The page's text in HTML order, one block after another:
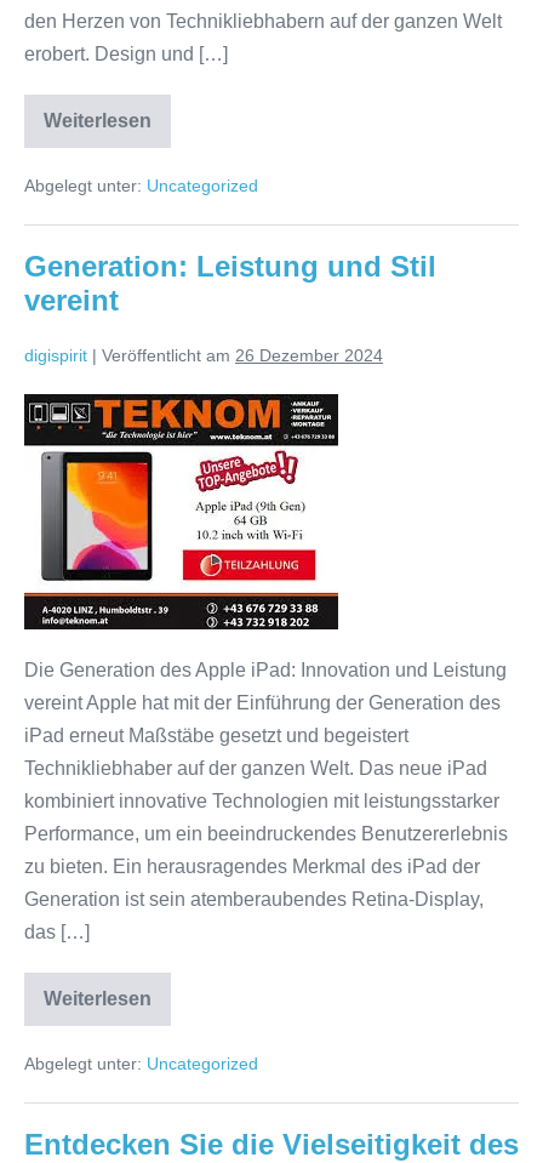
den Herzen von Technikliebhabern auf der ganzen Welt
erobert. Design und […]
Weiterlesen
Die
Faszination
Apple
Eleganz
Leistung
Abgelegt unter: Uncategorized
Generation: Leistung und Stil
vereint
digispirit | Veröffentlicht am 26 Dezember 2024
Generation:
Leistung
Die Generation des Apple iPad: Innovation und Leistung
vereint Apple hat mit der Einführung der Generation des
iPad erneut Maßstäbe gesetzt und begeistert
Technikliebhaber auf der ganzen Welt. Das neue iPad
kombiniert innovative Technologien mit leistungsstarker
Performance, um ein beeindruckendes Benutzererlebnis
zu bieten. Ein herausragendes Merkmal des iPad der
Generation ist sein atemberaubendes Retina-Display,
das […]
Weiterlesen
Generation:
Leistung
Stil
Abgelegt unter: Uncategorized
Entdecken Sie die Vielseitigkeit des